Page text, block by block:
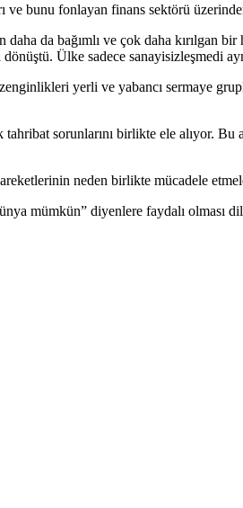
ve bunu fonlayan finans sektörü
daha da bağımlı ve çok daha kırılgan
Ülke sadece sanayisizleşmedi
yerli ve yabancı sermaye
sorunlarını birlikte ele alıyor. Bu
neden birlikte mücadele
mümkün” diyenlere faydalı olması